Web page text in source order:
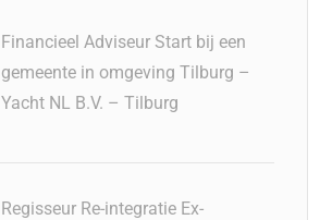
Financieel Adviseur Start bij een
gemeente in omgeving Tilburg –
Yacht NL B.V. – Tilburg
Regisseur Re-integratie Ex-